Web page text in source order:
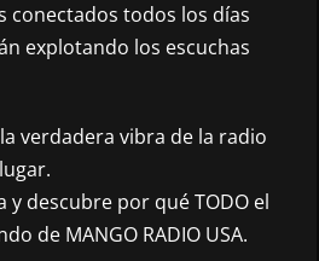
conectados todos los días
explotando los escuchas
verdadera vibra de la radio
y descubre por qué TODO el
de MANGO RADIO USA.